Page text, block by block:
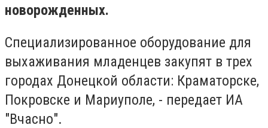
новорожденных.
Специализированное оборудование для
выхаживания младенцев закупят в трех
городах Донецкой области: Краматорске,
Покровске и Мариуполе, - передает ИА
"Вчасно".